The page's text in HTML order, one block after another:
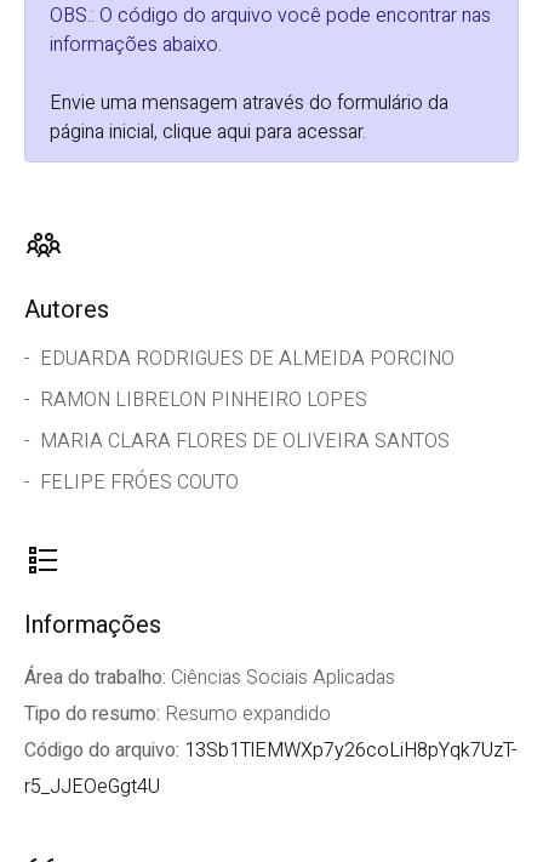
OBS.: O código do arquivo você pode encontrar nas
informações abaixo.
Envie uma mensagem através do formulário da
página inicial, clique aqui para acessar.
Autores
EDUARDA RODRIGUES DE ALMEIDA PORCINO
RAMON LIBRELON PINHEIRO LOPES
MARIA CLARA FLORES DE OLIVEIRA SANTOS
FELIPE FRÓES COUTO
Informações
Área do trabalho: Ciências Sociais Aplicadas
Tipo do resumo: Resumo expandido
Código do arquivo: 13Sb1TlEMWXp7y26coLiH8pYqk7UzT-
r5_JJEOeGgt4U